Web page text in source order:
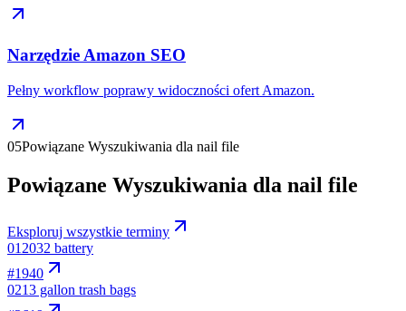
Narzędzie Amazon SEO
Pełny workflow poprawy widoczności ofert Amazon.
05Powiązane Wyszukiwania dla nail file
Powiązane Wyszukiwania dla nail file
Eksploruj wszystkie terminy
012032 battery
#1940
0213 gallon trash bags